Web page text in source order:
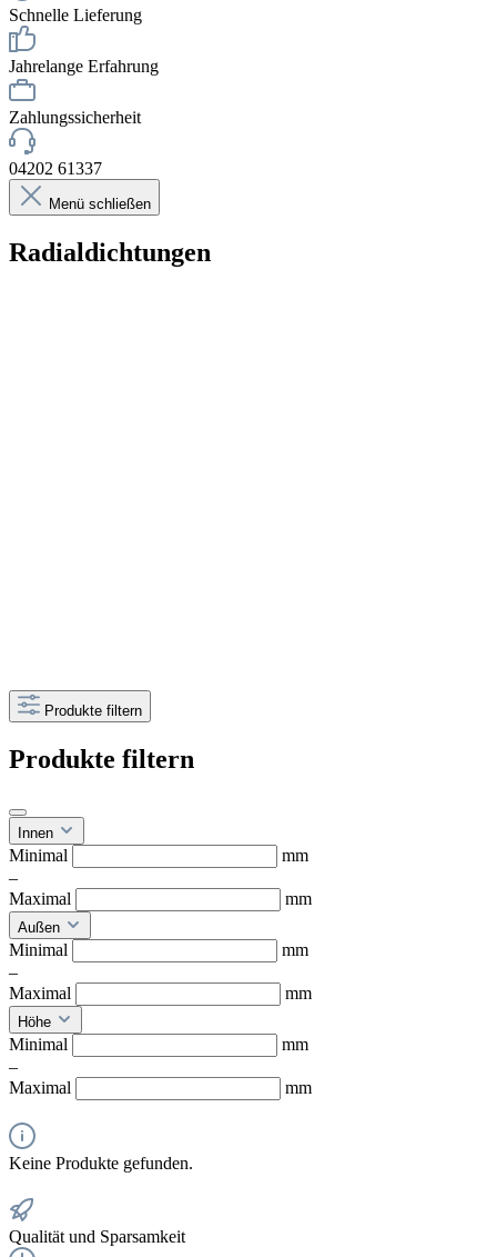
Schnelle Lieferung
Jahrelange Erfahrung
Zahlungssicherheit
04202 61337
Menü schließen
Radialdichtungen
Produkte filtern
Produkte filtern
Innen
Minimal
mm
–
Maximal
mm
Außen
Minimal
mm
–
Maximal
mm
Höhe
Minimal
mm
–
Maximal
mm
Keine Produkte gefunden.
Qualität und Sparsamkeit